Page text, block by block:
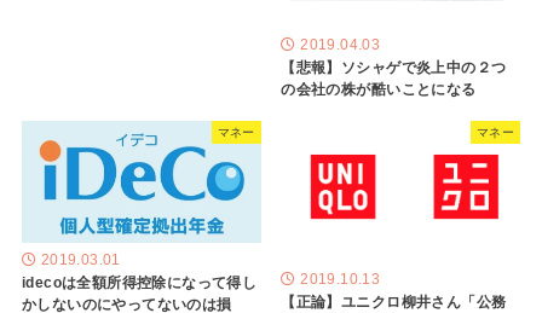
2019.04.03
【悲報】ソシャゲで炎上中の２つ
の会社の株が酷いことになる
マネー
2019.03.01
idecoは全額所得控除になって得し
かしないのにやってないのは損
マネー
2019.10.13
【正論】ユニクロ柳井さん「公務